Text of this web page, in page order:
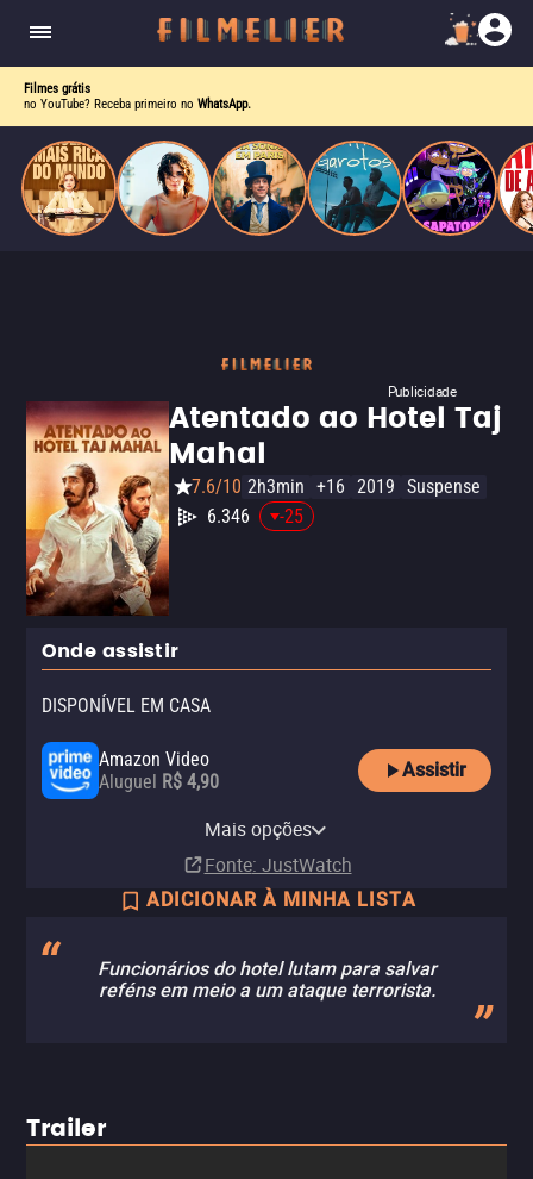
Filmes grátis
no YouTube? Receba primeiro no WhatsApp.
Publicidade
Atentado ao Hotel Taj
Mahal
7.6/10 2h3min +16 2019 Suspense
6.346
-25
Onde assistir
DISPONÍVEL EM CASA
Amazon Video
Aluguel R$ 4,90
Assistir
R$ 4,90Mais opções
Fonte: JustWatch
ADICIONAR À MINHA LISTA
Funcionários do hotel lutam para salvar
reféns em meio a um ataque terrorista.
Trailer
do
Mundo